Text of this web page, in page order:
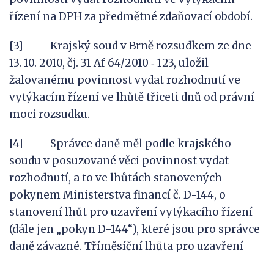
řízení na DPH za předmětné zdaňovací období.
[3] Krajský soud v Brně rozsudkem ze dne
13. 10. 2010, čj. 31 Af 64/2010 ‑ 123, uložil
žalovanému povinnost vydat rozhodnutí ve
vytýkacím řízení ve lhůtě třiceti dnů od právní
moci rozsudku.
[4] Správce daně měl podle krajského
soudu v posuzované věci povinnost vydat
rozhodnutí, a to ve lhůtách stanovených
pokynem Ministerstva financí č. D-144, o
stanovení lhůt pro uzavření vytýkacího řízení
(dále jen „pokyn D-144“), které jsou pro správce
daně závazné. Tříměsíční lhůta pro uzavření